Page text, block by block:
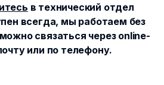
в технический отдел
всегда, мы работаем без
связаться через online-
или по телефону.